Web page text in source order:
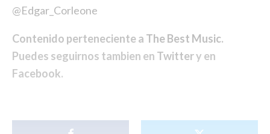
@Edgar_Corleone
Contenido perteneciente a The Best Music.
Puedes seguirnos tambien en Twittery en
Facebook.